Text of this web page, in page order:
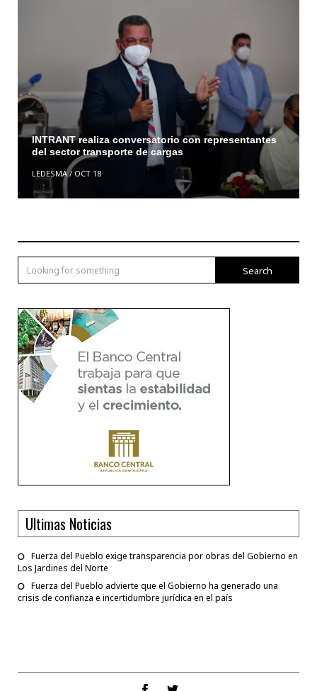
INTRANT realiza conversatorio con representantes
del sector transporte de cargas
LEDESMA/ OCT 18
Search
Ultimas Noticias
Fuerza del Pueblo exige transparencia por obras del Gobierno en
Los Jardines del Norte
Fuerza del Pueblo advierte que el Gobierno ha generado una
crisis de confianza e incertidumbre jurídica en el país